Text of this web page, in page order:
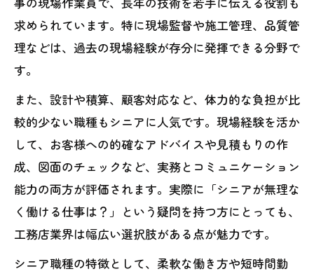
再雇用制度を活用した工務店キャリア設
計術
恵
年代別に考える工務店でのキャリアアッ
プ例
無理なく続けるシニアの工務店再就職
工務店再就職でシニアが重視すべき条件
とは
無理なく働ける工務店の求人ポイント解
説
求められています。特に現場監督や施工管理、品質管
理などは、過去の現場経験が存分に発揮できる分野で
す。
また、設計や積算、顧客対応など、体力的な負担が比
較的少ない職種もシニアに人気です。現場経験を活か
して、お客様への的確なアドバイスや見積もりの作
成、図面のチェックなど、実務とコミュニケーション
能力の両方が評価されます。実際に「シニアが無理な
く働ける仕事は？」という疑問を持つ方にとっても、
工務店業界は幅広い選択肢がある点が魅力です。
シニア職種の特徴として、柔軟な働き方や短時間勤